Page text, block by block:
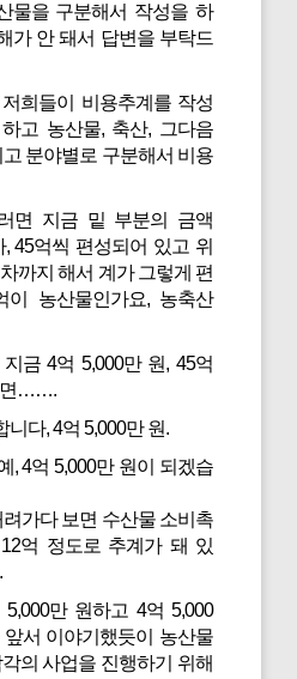
물을 구분해서 작성을 하
가 안 돼서 답변을 부탁드
희들이 비용추계를 작성
고 농산물, 축산, 그다음
분야별로 구분해서 비용
면 지금 밑 부분의 금액
45억씩 편성되어 있고 위
까지 해서 계가 그렇게 편
이 농산물인가요, 농축산
금 4억 5,000만 원, 45억
면…….
니다, 4억 5,000만 원.
, 4억 5,000만 원이 되겠습
가다 보면 수산물 소비촉
억 정도로 추계가 돼 있
만 원하고 4억 5,000
서 이야기했듯이 농산물
의 사업을 진행하기 위해